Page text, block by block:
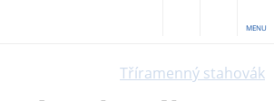
MENU
Tříramenný stahovák